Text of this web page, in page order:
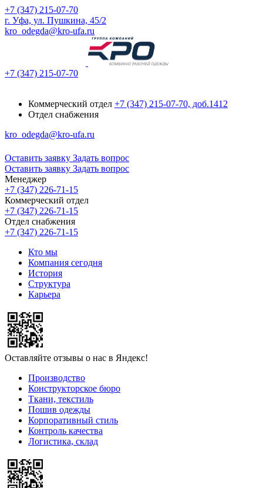
+7 (347) 215-07-70
г. Уфа, ул. Пушкина, 45/2
kro_odegda@kro-ufa.ru
+7 (347) 215-07-70
Коммерческий отдел +7 (347) 215-07-70, доб.1412
Отдел снабжения
kro_odegda@kro-ufa.ru
Оставить заявку Задать вопрос
Оставить заявку Задать вопрос
Менеджер
+7 (347) 226-71-15
Коммерческий отдел
+7 (347) 226-71-15
Отдел снабжения
+7 (347) 226-71-15
Кто мы
Компания сегодня
История
Структура
Карьера
Оставляйте отзывы о нас в Яндекс!
Производство
Конструкторское бюро
Ткани, текстиль
Пошив одежды
Корпоративный стиль
Контроль качества
Логистика, склад